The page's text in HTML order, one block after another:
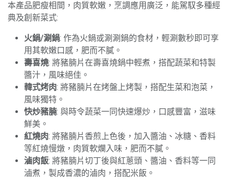
本產品肥瘦相間，肉質軟嫩，烹調應用廣泛，能駕馭多種經
典及創新菜式:
火鍋/涮鍋: 作為火鍋或涮涮鍋的食材，輕涮數秒即可享
用其軟嫩口感，肥而不膩。
壽喜燒: 將豬腩片在壽喜燒鍋中輕煮，搭配蔬菜和特製
醬汁，風味絕佳。
韓式烤肉: 將豬腩片在烤盤上烤製，搭配生菜和泡菜，
風味獨特。
快炒豬腩: 與時令蔬菜一同快速爆炒，口感豐富，滋味
鮮美。
紅燒肉: 將豬腩片香煎上色後，加入醬油、冰糖、香料
等紅燒慢燉，肉質軟爛入味，肥而不膩。
滷肉飯: 將豬腩片切丁後與紅蔥頭、醬油、香料等一同
滷煮，製成香濃的滷肉，搭配米飯。